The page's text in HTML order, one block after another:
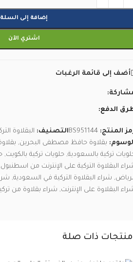
إضافة إلى السلة
اشتري الآن
أضف إلى قائمة الرغبات
الدفع:
المنتج: BS951144التصنيف: البقلاوة
بقلاوة حافظ مصطفى البحرين,
تركية بالسعودية, حلويات تركية بالكويت,
البقلاوة التركية على الإنترنت من اسطنبول
, شراء البقلاوة التركية في السعودية,
البقلاوة على الإنترنت, شراء بقلاوة من
منتجات ذات صلة